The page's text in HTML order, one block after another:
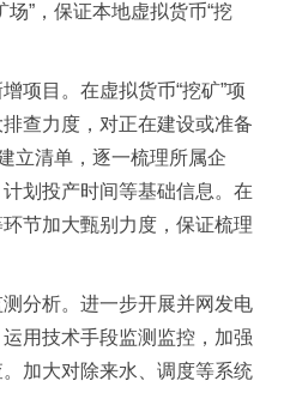
”，保证本地虚拟货币“挖
项目。在虚拟货币“挖矿”项
查力度，对正在建设或准备
立清单，逐一梳理所属企
划投产时间等基础信息。在
节加大甄别力度，保证梳理
测分析。进一步开展并网发电
用技术手段监测监控，加强
加大对除来水、调度等系统